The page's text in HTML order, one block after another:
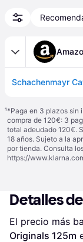
¹*Paga en 3 plazos sin
compra de 120€: 3
total adeudado 120€.
18 años. Sujeto a la
por tienda. Consulta
https://
Detalles
El precio más
Originals 125m